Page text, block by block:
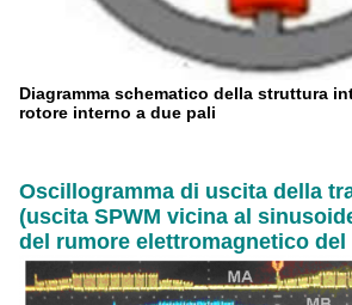
Diagramma schematico della struttura
rotore interno a due pali
Oscillogramma di uscita della
(uscita SPWM vicina al
del rumore elettromagnetico del